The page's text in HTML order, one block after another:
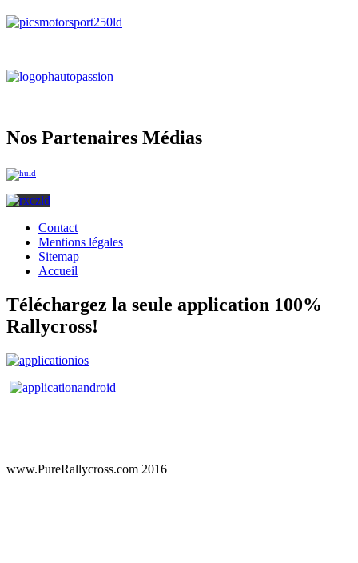
Nos Partenaires Médias
Contact
Mentions légales
Sitemap
Accueil
Téléchargez la seule application 100%
Rallycross!
www.PureRallycross.com 2016